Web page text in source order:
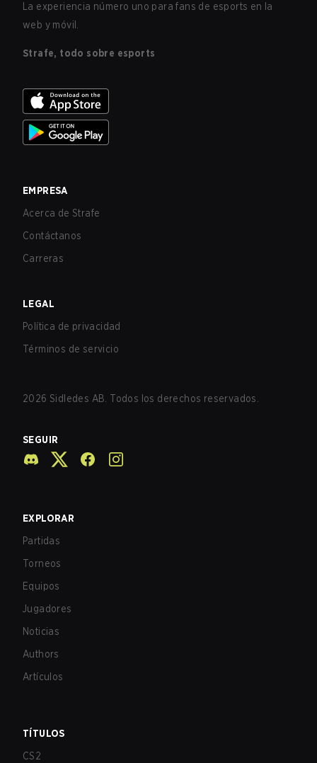
La experiencia número uno para fans de esports en la
web y móvil.
Strafe, todo sobre esports
EMPRESA
Acerca de Strafe
Contáctanos
Carreras
LEGAL
Política de privacidad
Términos de servicio
2026 Sidledes AB. Todos los derechos reservados.
SEGUIR
EXPLORAR
Partidas
Torneos
Equipos
Jugadores
Noticias
Authors
Artículos
TÍTULOS
CS2